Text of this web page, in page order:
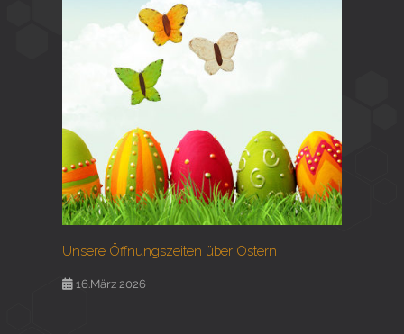
Unsere Öffnungszeiten über Ostern
16.März 2026